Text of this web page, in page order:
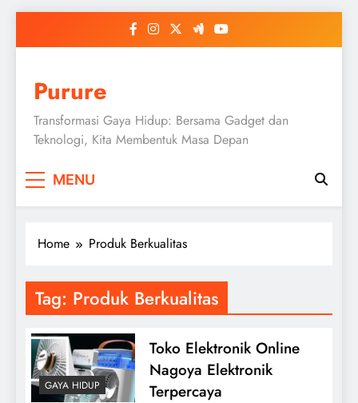
Purure
Transformasi Gaya Hidup: Bersama Gadget dan
Teknologi, Kita Membentuk Masa Depan
MENU
Home Produk Berkualitas
Tag: Produk Berkualitas
GAYA HIDUP
Toko Elektronik Online
Nagoya Elektronik
Terpercaya